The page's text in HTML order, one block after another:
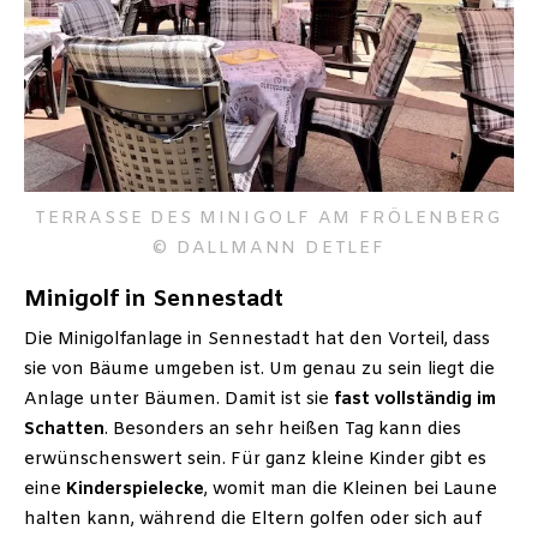
TERRASSE DES MINIGOLF AM FRÖLENBERG
© DALLMANN DETLEF
Minigolf in Sennestadt
Die Minigolfanlage in Sennestadt hat den Vorteil, dass
sie von Bäume umgeben ist. Um genau zu sein liegt die
Anlage unter Bäumen. Damit ist sie fast vollständig im
Schatten. Besonders an sehr heißen Tag kann dies
erwünschenswert sein. Für ganz kleine Kinder gibt es
eine Kinderspielecke, womit man die Kleinen bei Laune
halten kann, während die Eltern golfen oder sich auf